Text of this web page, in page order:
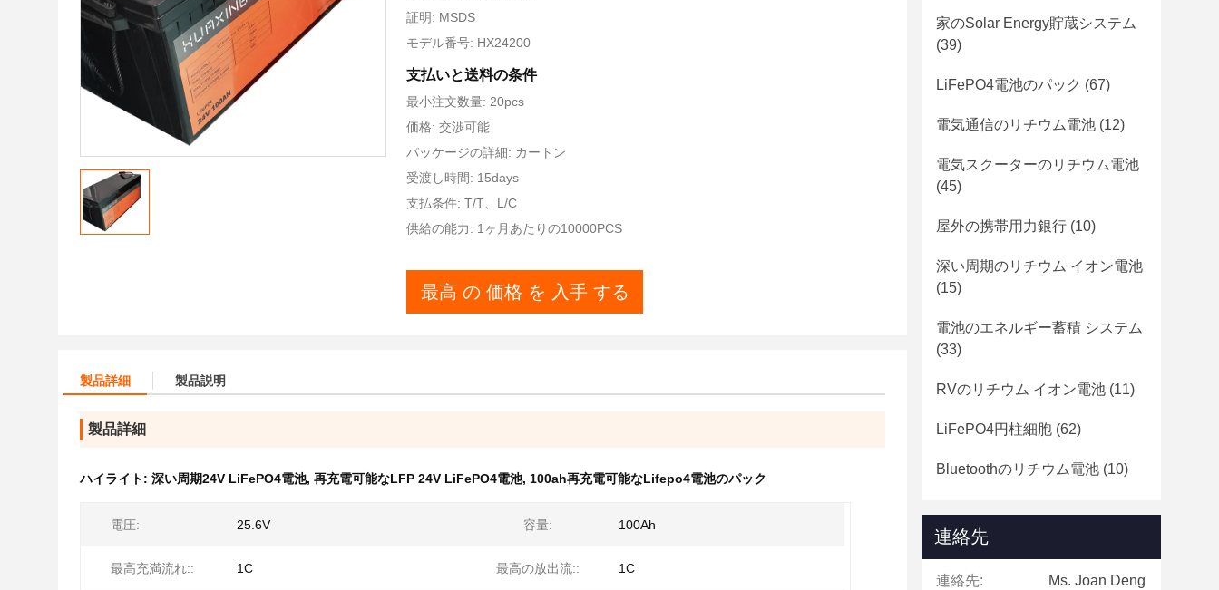
証明: MSDS
モデル番号: HX24200
支払いと送料の条件
最小注文数量: 20pcs
価格: 交渉可能
パッケージの詳細: カートン
受渡し時間: 15days
支払条件: T/T、L/C
供給の能力: 1ヶ月あたりの10000PCS
最高 の 価格 を 入手 する
製品詳細 製品説明
製品詳細
ハイライト: 深い周期24V LiFePO4電池, 再充電可能なLFP 24V LiFePO4電池, 100ah再充電可能なLifepo4電池のパック
電圧: 25.6V 容量: 100Ah
最高充満流れ:: 1C 最高の放出流:: 1C
家のSolar Energy貯蔵システム
(39)
LiFePO4電池のパック (67)
電気通信のリチウム電池 (12)
電気スクーターのリチウム電池
(45)
屋外の携帯用力銀行 (10)
深い周期のリチウム イオン電池
(15)
電池のエネルギー蓄積 システム
(33)
RVのリチウム イオン電池 (11)
LiFePO4円柱細胞 (62)
Bluetoothのリチウム電池 (10)
連絡先
連絡先: Ms. Joan Deng